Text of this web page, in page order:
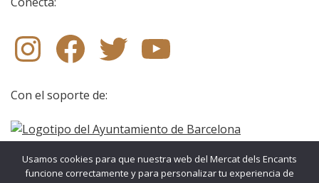
Usamos cookies para que nuestra web del Mercat dels Encants
funcione correctamente y para personalizar tu experiencia de
Instagram Facebook
Con el soporte de: